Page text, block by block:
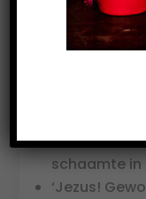
Daverende
toen ik 16
schaamte in
‘Jezus!